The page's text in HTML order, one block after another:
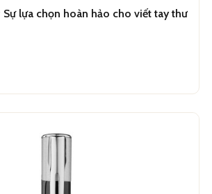
Sự lựa chọn hoàn hảo cho viết tay thư